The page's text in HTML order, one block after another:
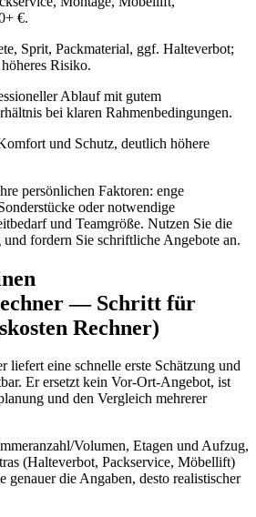
€.
Sprit, Packmaterial, ggf. Halteverbot;
Risiko.
Ablauf mit gutem
bei klaren Rahmenbedingungen.
und Schutz, deutlich höhere
persönlichen Faktoren: enge
oder notwendige
und Teamgröße. Nutzen Sie die
und fordern Sie schriftliche Angebote an.
— Schritt für
Rechner)
liefert eine schnelle erste Schätzung und
Er ersetzt kein Vor‑Ort‑Angebot, ist
und den Vergleich mehrerer
Volumen, Etagen und Aufzug,
(Halteverbot, Packservice, Möbellift)
genauer die Angaben, desto realistischer